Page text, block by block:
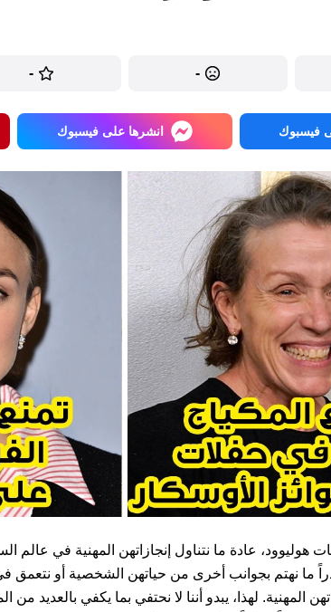
-
-
فيسبوك انشرها على فيسبوك
عادة ما نتناول إنجازاتهن المهنية في عالم
ما نهتم بجوانب أخرى من حياتهن الشخصية أو نتعمق
المهنية. لهذا، يبدو أننا لا نحتفي بما يكفي بالعديد